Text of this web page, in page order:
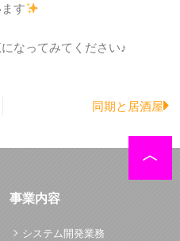
す
なってみてください♪
同期と居酒屋
事業内容
システム開発業務